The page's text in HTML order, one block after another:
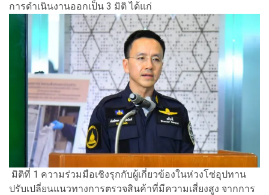
การดำเนินงานออกเป็น 3 มิติ ได้แก่
มิติที่ 1 ความร่วมมือเชิงรุกกับผู้เกี่ยวข้องในห่วงโซ่อุปทาน
ปรับเปลี่ยนแนวทางการตรวจสินค้าที่มีความเสี่ยงสูง จากการ